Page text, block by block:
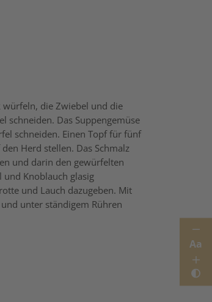
Aa
würfeln, die Zwiebel und die
schneiden. Das Suppengemüse
schneiden. Einen Topf für fünf
Herd stellen. Das Schmalz
und darin den gewürfelten
und Knoblauch glasig
und Lauch dazugeben. Mit
unter ständigem Rühren